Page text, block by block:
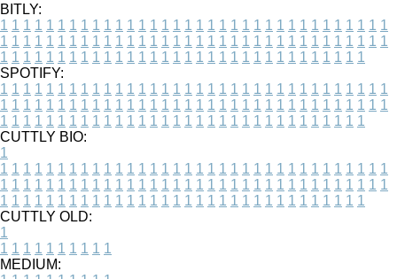
BITLY:
1 1 1 1 1 1 1 1 1 1 1 1 1 1 1 1 1 1 1 1 1 1 1 1 1 1 1 1 1 1 1 1 1 1
1 1 1 1 1 1 1 1 1 1 1 1 1 1 1 1 1 1 1 1 1 1 1 1 1 1 1 1 1 1 1 1 1 1
1 1 1 1 1 1 1 1 1 1 1 1 1 1 1 1 1 1 1 1 1 1 1 1 1 1 1 1 1 1 1 1
SPOTIFY:
1 1 1 1 1 1 1 1 1 1 1 1 1 1 1 1 1 1 1 1 1 1 1 1 1 1 1 1 1 1 1 1 1 1
1 1 1 1 1 1 1 1 1 1 1 1 1 1 1 1 1 1 1 1 1 1 1 1 1 1 1 1 1 1 1 1 1 1
1 1 1 1 1 1 1 1 1 1 1 1 1 1 1 1 1 1 1 1 1 1 1 1 1 1 1 1 1 1 1 1
CUTTLY BIO:
1
1 1 1 1 1 1 1 1 1 1 1 1 1 1 1 1 1 1 1 1 1 1 1 1 1 1 1 1 1 1 1 1 1 1
1 1 1 1 1 1 1 1 1 1 1 1 1 1 1 1 1 1 1 1 1 1 1 1 1 1 1 1 1 1 1 1 1 1
1 1 1 1 1 1 1 1 1 1 1 1 1 1 1 1 1 1 1 1 1 1 1 1 1 1 1 1 1 1 1 1
CUTTLY OLD:
1
1 1 1 1 1 1 1 1 1 1
MEDIUM: